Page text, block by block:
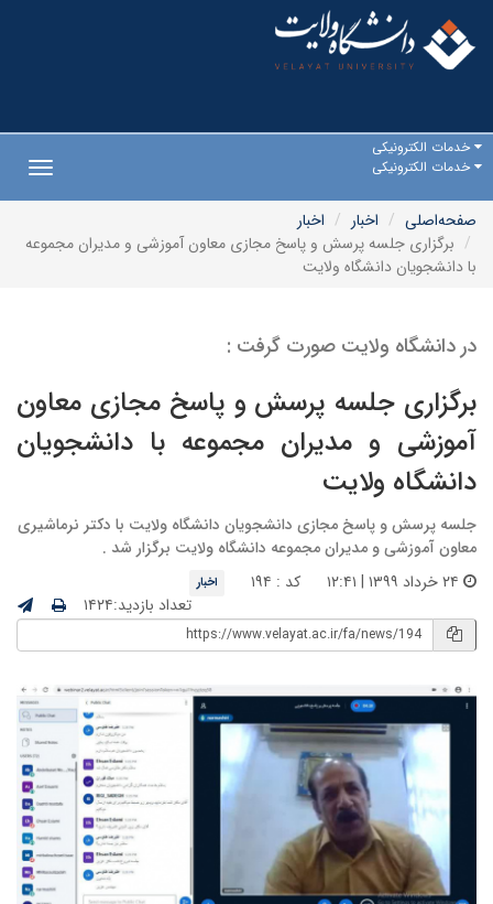
خدمات الکترونیکی
خدمات الکترونیکی
صفحه‌اصلی
اخبار
اخبار
برگزاری جلسه پرسش و پاسخ مجازی معاون آموزشی و مدیران مجموعه
با دانشجویان دانشگاه ولایت
در دانشگاه ولایت صورت گرفت :
برگزاری جلسه پرسش و پاسخ مجازی معاون
آموزشی و مدیران مجموعه با دانشجویان
دانشگاه ولایت
جلسه پرسش و پاسخ مجازی دانشجویان دانشگاه ولایت با دکتر نرماشیری
معاون آموزشی و مدیران مجموعه دانشگاه ولایت برگزار شد .
کد : ۱۹۴ اخبار
تعداد بازدید:۱۴۲۴